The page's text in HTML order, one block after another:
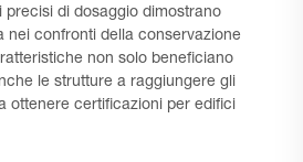
di dosaggio dimostrano
nei confronti della conservazione
non solo beneficiano
le strutture a raggiungere gli
ottenere certificazioni per edifici